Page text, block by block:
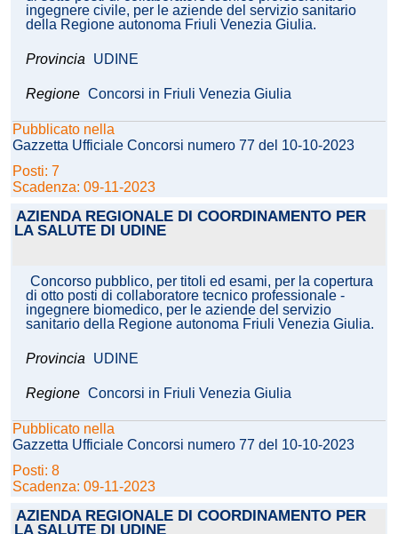
ingegnere civile, per le aziende del servizio sanitario
della Regione autonoma Friuli Venezia Giulia.
Provincia UDINE
Regione Concorsi in Friuli Venezia Giulia
Pubblicato nella
Gazzetta Ufficiale Concorsi numero 77 del 10-10-2023
Posti: 7
Scadenza: 09-11-2023
AZIENDA REGIONALE DI COORDINAMENTO PER
LA SALUTE DI UDINE
Concorso pubblico, per titoli ed esami, per la copertura
di otto posti di collaboratore tecnico professionale -
ingegnere biomedico, per le aziende del servizio
sanitario della Regione autonoma Friuli Venezia Giulia.
Provincia UDINE
Regione Concorsi in Friuli Venezia Giulia
Pubblicato nella
Gazzetta Ufficiale Concorsi numero 77 del 10-10-2023
Posti: 8
Scadenza: 09-11-2023
AZIENDA REGIONALE DI COORDINAMENTO PER
LA SALUTE DI UDINE